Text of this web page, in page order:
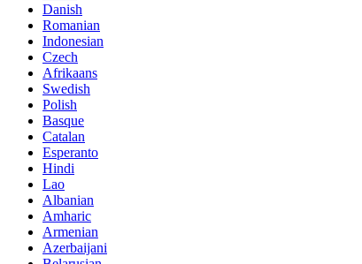
Danish
Romanian
Indonesian
Czech
Afrikaans
Swedish
Polish
Basque
Catalan
Esperanto
Hindi
Lao
Albanian
Amharic
Armenian
Azerbaijani